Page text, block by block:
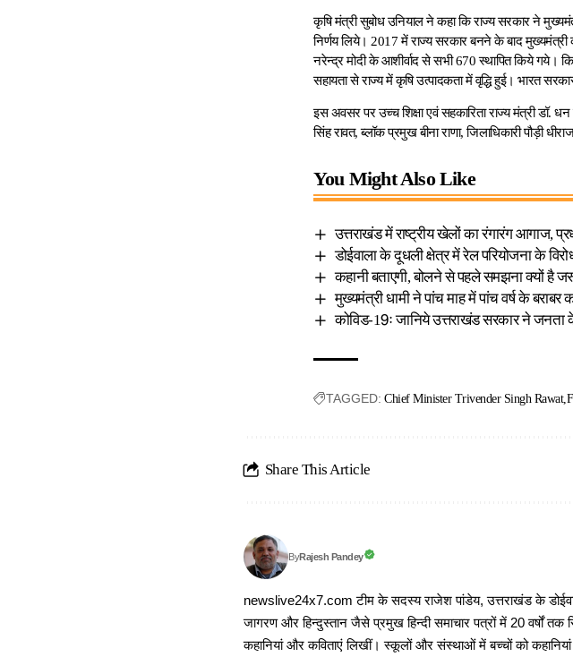
कृषि मंत्री सुबोध उनियाल ने कहा कि राज्य सरकार ने
निर्णय लिये। 2017 में राज्य सरकार बनने के बाद मुख्यमंत्री
नरेन्द्र मोदी के आशीर्वाद से सभी 670 स्थापित किये गये।
सहायता से राज्य में कृषि उत्पादकता में वृद्धि हुई। भारत
इस अवसर पर उच्च शिक्षा एवं सहकारिता राज्य मंत्री डॉ.
सिंह रावत, ब्लॉक प्रमुख बीना राणा, जिलाधिकारी पौड़ी
You Might Also Like
उत्तराखंड में राष्ट्रीय खेलों का रंगारंग आगाज,
डोईवाला के दूधली क्षेत्र में रेल परियोजना के
कहानी बताएगी, बोलने से पहले समझना क्यों है
मुख्यमंत्री धामी ने पांच माह में पांच वर्ष के बराबर
कोविड-19ः जानिये उत्तराखंड सरकार ने जनता के
TAGGED: Chief Minister Trivender Singh Rawat
Share This Article
ByRajesh Pandey
newslive24x7.com टीम के सदस्य राजेश पांडेय, उत्तराखंड के
जागरण और हिन्दुस्तान जैसे प्रमुख हिन्दी समाचार पत्रों में 20 वर्षों
कहानियां और कविताएं लिखीं। स्कूलों और संस्थाओं में बच्चों को